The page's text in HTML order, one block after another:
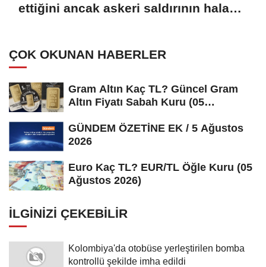
ettiğini ancak askeri saldırının hala
ÇOK OKUNAN HABERLER
Gram Altın Kaç TL? Güncel Gram
Altın Fiyatı Sabah Kuru (05
GÜNDEM ÖZETİNE EK / 5 Ağustos
2026
Euro Kaç TL? EUR/TL Öğle Kuru (05
Ağustos 2026)
İLGINIZI ÇEKEBILIR
Kolombiya'da otobüse yerleştirilen bomba
kontrollü şekilde imha edildi